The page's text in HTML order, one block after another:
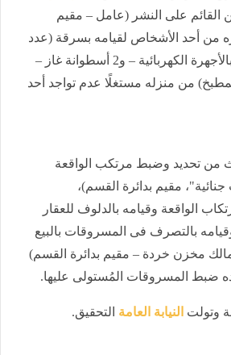
القائم على النشر (عامل – مقيم
من أحد الأشخاص لقيامه بسرقة (عدد
من المواتير الخاصة بالأجهرة الكهربائية – و2 أسطوانة غاز –
من منزله مستغلًا عدم تواجد أحد
من تحديد وضبط مرتكب الواقعة
مقيم بدائرة القسم)،
الواقعة وقيامه بالدلوف للعقار
بالتصرف فى المسروقات بالبيع
مخزن خردة – مقيم بدائرة القسم)
ضبط المسروقات المُستولى عليها.
وتولت النيابة العامة التحقيق.